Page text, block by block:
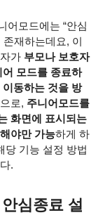
어모드에는 “안심
존재하는데요, 이
가 부모나 보호자
모드를 종료하
동하는 것을 방
으로, 주니어모드를
화면에 표시되는
야만 가능하게 하
당 기능 설정 방법
.
심종료 설